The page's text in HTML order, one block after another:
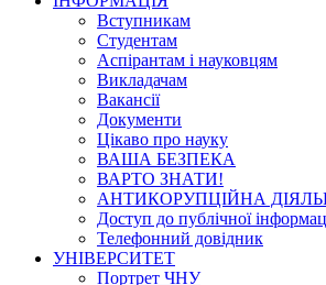
Вступникам
Студентам
Аспірантам і науковцям
Викладачам
Вакансії
Документи
Цікаво про науку
ВАША БЕЗПЕКА
ВАРТО ЗНАТИ!
АНТИКОРУПЦІЙНА
Доступ до публічної
Телефонний довідник
УНІВЕРСИТЕТ
Портрет ЧНУ